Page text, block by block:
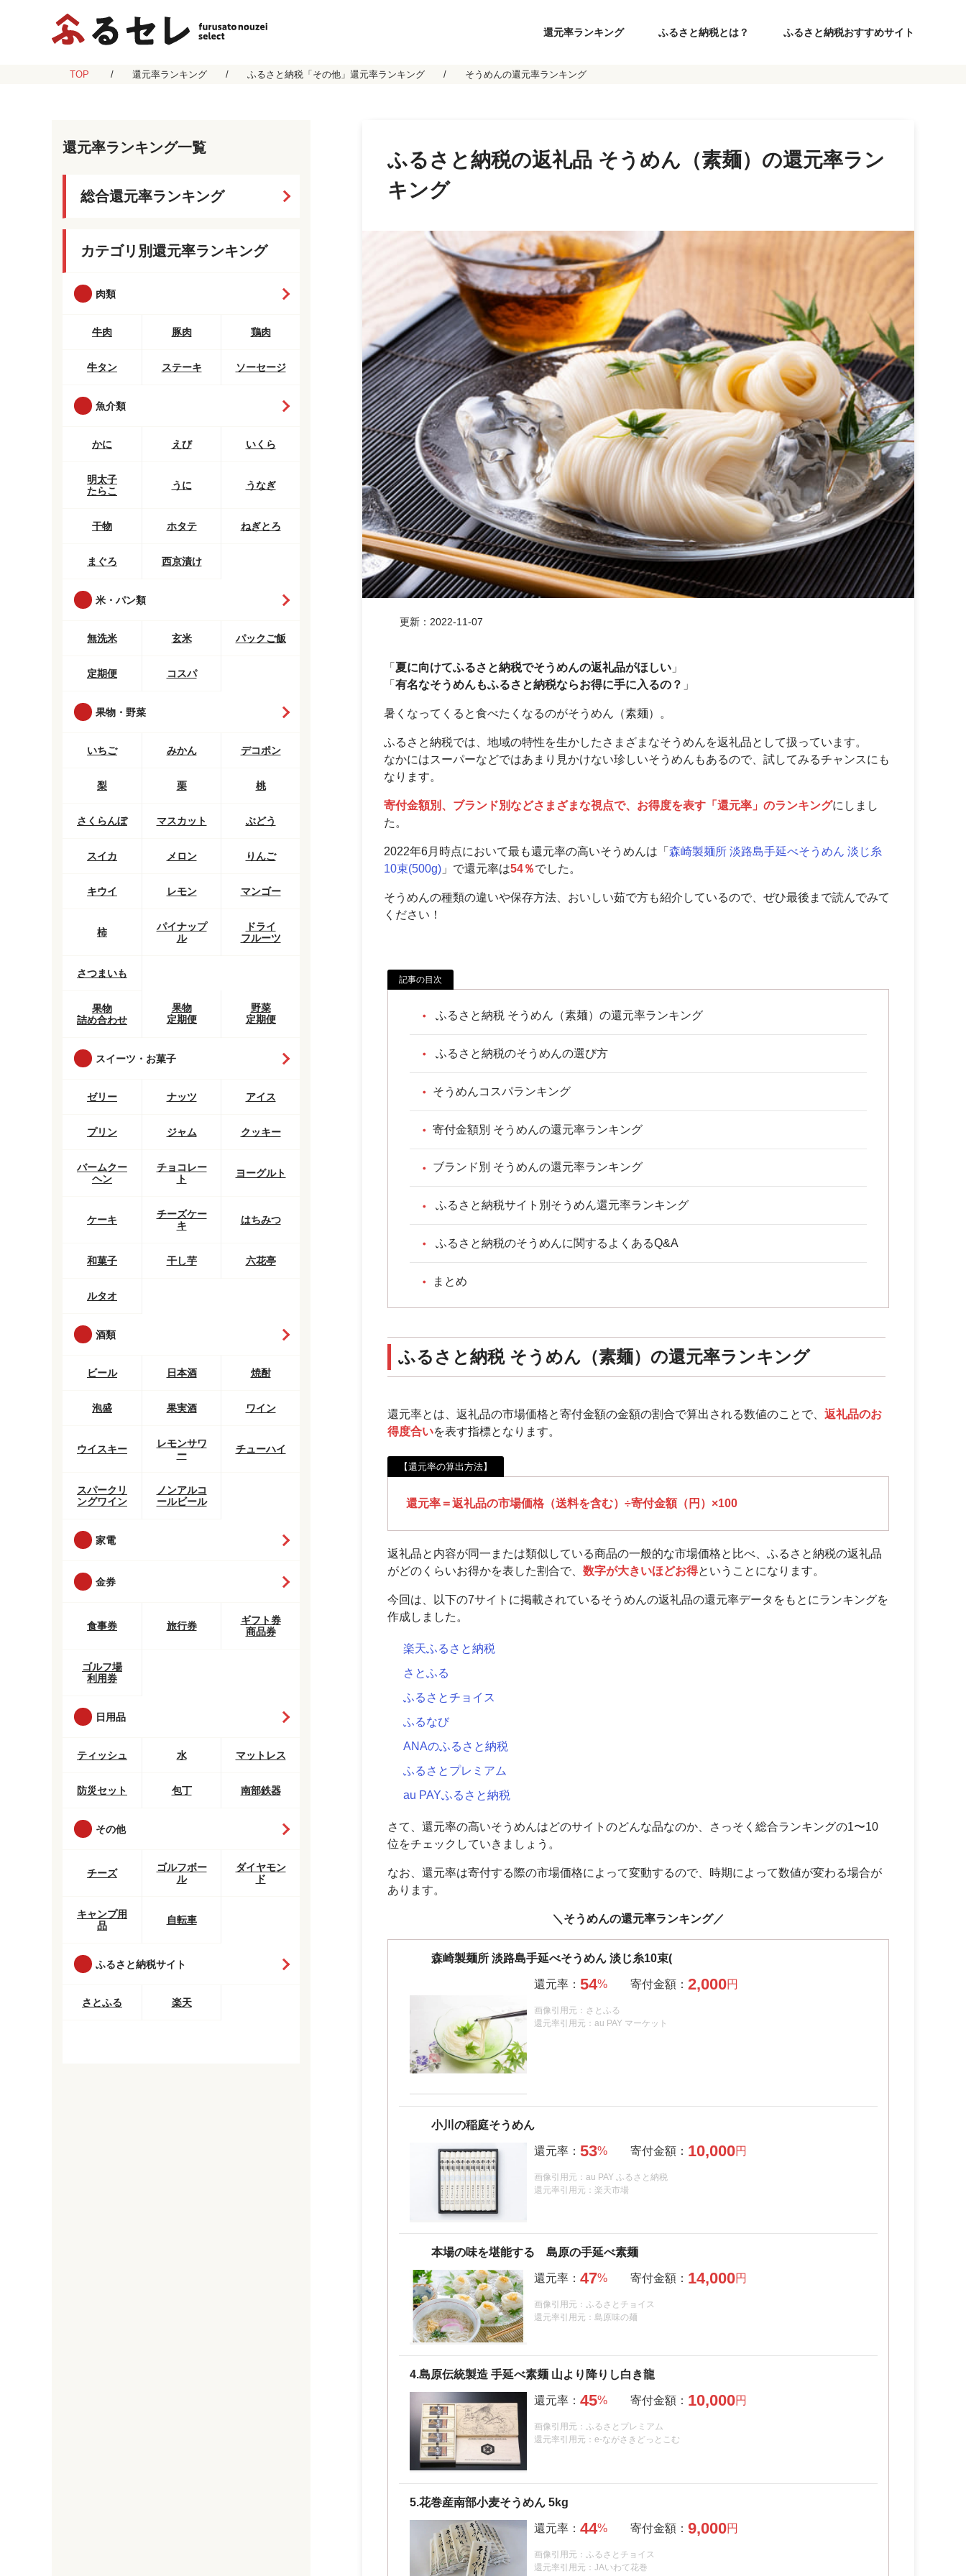
還元率ランキング ふるさと納税とは？ ふるさと納税おすすめサイト
TOP 還元率ランキング ふるさと納税「その他」還元率ランキング そうめんの還元率ランキング
ふるさと納税の返礼品 そうめん（素麺）の還元率ラン
キング
更新： 2022-11-07
「 夏に向けてふるさと納税でそうめんの返礼品がほしい 」
「 有名なそうめんもふるさと納税ならお得に手に入るの？ 」
暑くなってくると食べたくなるのがそうめん（素麺）。
ふるさと納税では、地域の特性を生かしたさまざまなそうめんを返礼品として扱っています。
なかにはスーパーなどではあまり見かけない珍しいそうめんもあるので、試してみるチャンスにも
なります。
寄付金額別、ブランド別などさまざまな視点で、お得度を表す「還元率」のランキングにしまし
た。
2022年6月時点において最も還元率の高いそうめんは「 森崎製麺所 淡路島手延べそうめん 淡じ糸
10束(500g) 」で還元率は54％でした。
そうめんの種類の違いや保存方法、おいしい茹で方も紹介しているので、ぜひ最後まで読んでみて
ください！
記事の目次
ふるさと納税 そうめん（素麺）の還元率ランキング
ふるさと納税のそうめんの選び方
そうめんコスパランキング
寄付金額別 そうめんの還元率ランキング
ブランド別 そうめんの還元率ランキング
ふるさと納税サイト別そうめん還元率ランキング
ふるさと納税のそうめんに関するよくあるQ&A
まとめ
ふるさと納税 そうめん（素麺）の還元率ランキング
還元率とは、返礼品の市場価格と寄付金額の金額の割合で算出される数値のことで、 返礼品のお
得度合いを表す指標となります。
【還元率の算出方法】
還元率＝返礼品の市場価格（送料を含む）÷寄付金額（円）×100
返礼品と内容が同一または類似している商品の一般的な市場価格と比べ、ふるさと納税の返礼品
がどのくらいお得かを表した割合で、 数字が大きいほどお得ということになります。
今回は、以下の7サイトに掲載されているそうめんの返礼品の還元率データをもとにランキングを
作成しました。
楽天ふるさと納税
さとふる
ふるさとチョイス
ふるなび
ANAのふるさと納税
ふるさとプレミアム
au PAYふるさと納税
さて、還元率の高いそうめんはどのサイトのどんな品なのか、さっそく総合ランキングの1〜10
位をチェックしていきましょう。
なお、還元率は寄付する際の市場価格によって変動するので、時期によって数値が変わる場合が
あります。
＼そうめんの還元率ランキング／
森崎製麺所 淡路島手延べそうめん 淡じ糸10束(
54 2,000
画像引用元：さとふる
還元率引用元：au PAY マーケット
小川の稲庭そうめん
53 10,000
画像引用元：au PAY ふるさと納税
還元率引用元：楽天市場
本場の味を堪能する 島原の手延べ素麺
47 14,000
画像引用元：ふるさとチョイス
還元率引用元：島原味の麺
4.島原伝統製造 手延べ素麺 山より降りし白き龍
45 10,000
画像引用元：ふるさとプレミアム
還元率引用元：e-ながさきどっとこむ
5.花巻産南部小麦そうめん 5kg
44 9,000
画像引用元：ふるさとチョイス
還元率引用元：JAいわて花巻
還元率ランキング一覧
総合還元率ランキング
カテゴリ別還元率ランキング
肉類
牛肉 豚肉 鶏肉
牛タン ステーキ ソーセージ
魚介類
かに えび いくら
明太子
たらこ
うに うなぎ
干物 ホタテ ねぎとろ
まぐろ 西京漬け
米・パン類
無洗米 玄米 パックご飯
定期便 コスパ
果物・野菜
いちご みかん デコポン
梨 栗 桃
さくらんぼ マスカット ぶどう
スイカ メロン りんご
キウイ レモン マンゴー
柿
パイナップ
ル
ドライ
フルーツ
さつまいも
果物
詰め合わせ
果物
定期便
野菜
定期便
スイーツ・お菓子
ゼリー ナッツ アイス
プリン ジャム クッキー
バームクー
ヘン
チョコレー
ト
ヨーグルト
ケーキ
チーズケー
キ
はちみつ
和菓子 干し芋 六花亭
ルタオ
酒類
ビール 日本酒 焼酎
泡盛 果実酒 ワイン
ウイスキー
レモンサワ
ー
チューハイ
スパークリ
ングワイン
ノンアルコ
ールビール
家電
金券
食事券 旅行券
ギフト券
商品券
ゴルフ場
利用券
日用品
ティッシュ 水 マットレス
防災セット 包丁 南部鉄器
その他
チーズ
ゴルフボー
ル
ダイヤモン
ド
キャンプ用
品
自転車
ふるさと納税サイト
さとふる 楽天